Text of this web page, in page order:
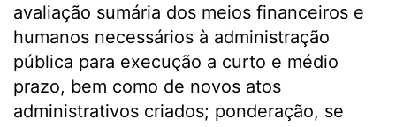
avaliação sumária dos meios financeiros e
humanos necessários à administração
pública para execução a curto e médio
prazo, bem como de novos atos
administrativos criados; ponderação, se